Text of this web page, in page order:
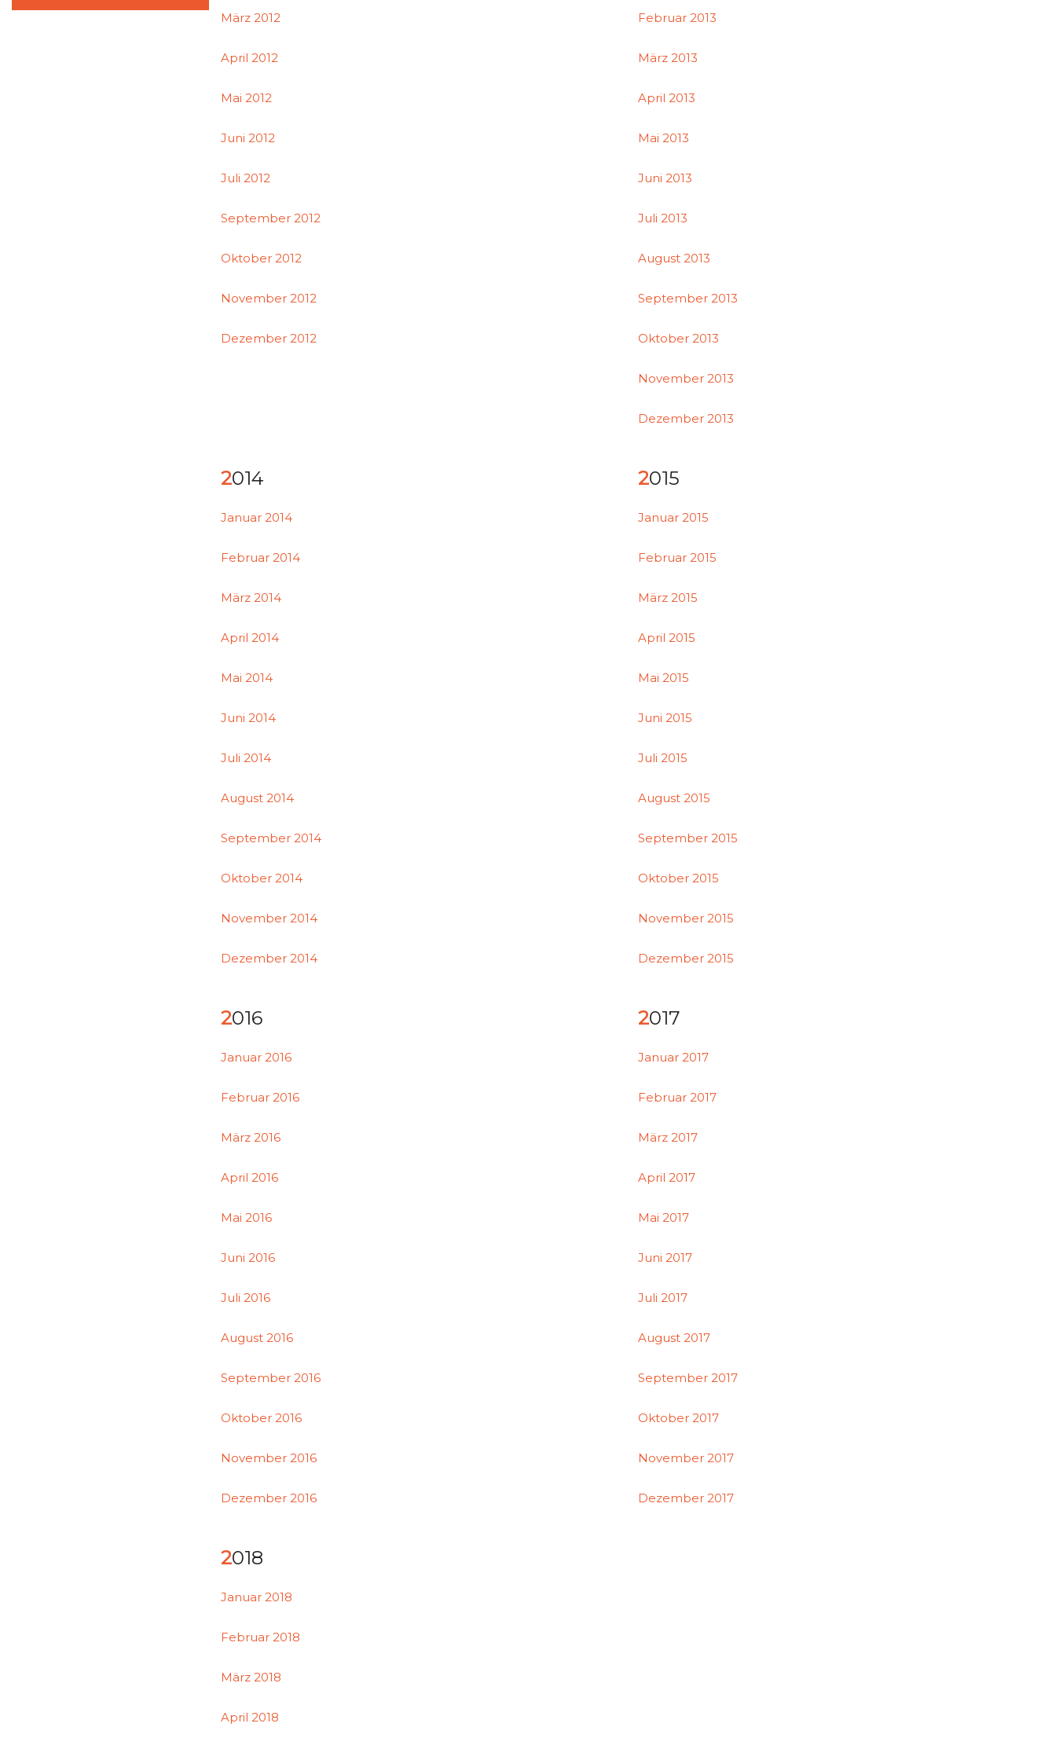
März 2012
April 2012
Mai 2012
Juni 2012
Juli 2012
September 2012
Oktober 2012
November 2012
Dezember 2012
Februar 2013
März 2013
April 2013
Mai 2013
Juni 2013
Juli 2013
August 2013
September 2013
Oktober 2013
November 2013
Dezember 2013
2014
Januar 2014
Februar 2014
März 2014
April 2014
Mai 2014
Juni 2014
Juli 2014
August 2014
September 2014
Oktober 2014
November 2014
Dezember 2014
2015
Januar 2015
Februar 2015
März 2015
April 2015
Mai 2015
Juni 2015
Juli 2015
August 2015
September 2015
Oktober 2015
November 2015
Dezember 2015
2016
Januar 2016
Februar 2016
März 2016
April 2016
Mai 2016
Juni 2016
Juli 2016
August 2016
September 2016
Oktober 2016
November 2016
Dezember 2016
2017
Januar 2017
Februar 2017
März 2017
April 2017
Mai 2017
Juni 2017
Juli 2017
August 2017
September 2017
Oktober 2017
November 2017
Dezember 2017
2018
Januar 2018
Februar 2018
März 2018
April 2018